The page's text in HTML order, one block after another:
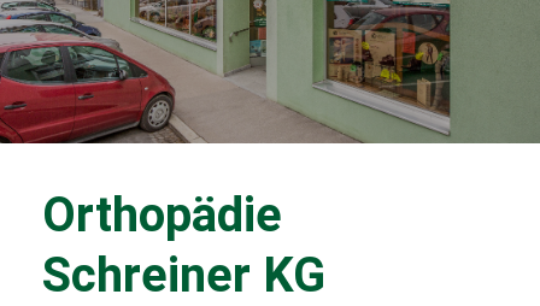
Orthopädie
Schreiner KG